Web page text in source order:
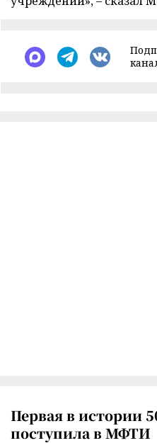
Первая в истории
поступила в МФТИ